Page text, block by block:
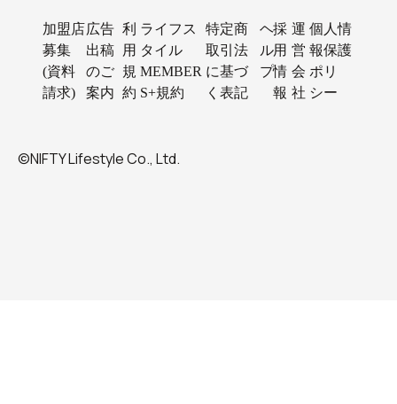
加盟店
募集
(資料
請求)
広告
出稿
のご
案内
利
用
規
約
ライフス
タイル
MEMBER
S+規約
特定商
取引法
に基づ
く表記
ヘ
ル
プ
採
用
情
報
運
営
会
社
個人情
報保護
ポリ
シー
©NIFTY Lifestyle Co., Ltd.